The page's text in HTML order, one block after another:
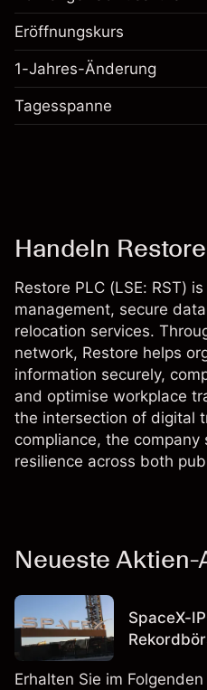
Eröffnungskurs
1-Jahres-Änderung
Tagesspanne
Handeln
Restore PLC (LSE: RST)
management, secure
relocation services.
network, Restore helps
information securely,
and optimise workplace
the intersection of digital
compliance, the company
resilience across both
Neueste Aktien-
SpaceX-
Erhalten Sie im